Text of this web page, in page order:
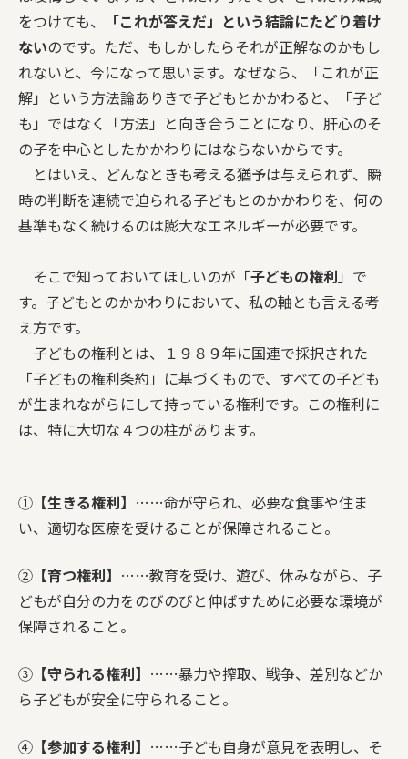
をつけても、
「これが答えだ」という結論にたどり着け
ないのです。ただ、もしかしたらそれが正解なのかもし
れないと、今になって思います。なぜなら、「これが正
解」という方法論ありきで子どもとかかわると、「子ど
も」ではなく「方法」と向き合うことになり、肝心のそ
の子を中心としたかかわりにはならないからです。
とはいえ、どんなときも考える猶予は与えられず、瞬
時の判断を連続で迫られる子どもとのかかわりを、何の
基準もなく続けるのは膨大なエネルギーが必要です。
そこで知っておいてほしいのが「子どもの権利 」で
す。子どもとのかかわりにおいて、私の軸とも言える考
え方です。
子どもの権利とは、１９８９年に国連で採択された
「子どもの権利条約」に基づくもので、すべての子ども
が生まれながらにして持っている権利です。この権利に
は、特に大切な４つの柱があります。
① 【生きる権利】 ……命が守られ、必要な食事や住ま
い、適切な医療を受けることが保障されること。
② 【育つ権利】 ……教育を受け、遊び、休みながら、子
どもが自分の力をのびのびと伸ばすために必要な環境が
保障されること。
③ 【守られる権利】 ……暴力や搾取、戦争、差別などか
ら子どもが安全に守られること。
④ 【参加する権利】 ……子ども自身が意見を表明し、そ